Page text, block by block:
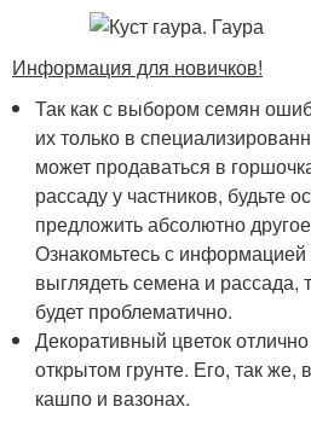
Информация для новичков!
Так как с выбором семян
их только в
может продаваться в
рассаду у частников, будьте
предложить абсолютно
Ознакомьтесь с
выглядеть семена и рассада,
будет проблематично.
Декоративный цветок
открытом грунте. Его, так
кашпо и вазонах.